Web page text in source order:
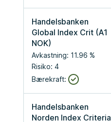
Handelsbanken
Global Index Crit (A1
NOK)
Avkastning: 11.96 %
Risiko: 4
Bærekraft:
Handelsbanken
Norden Index Criteria